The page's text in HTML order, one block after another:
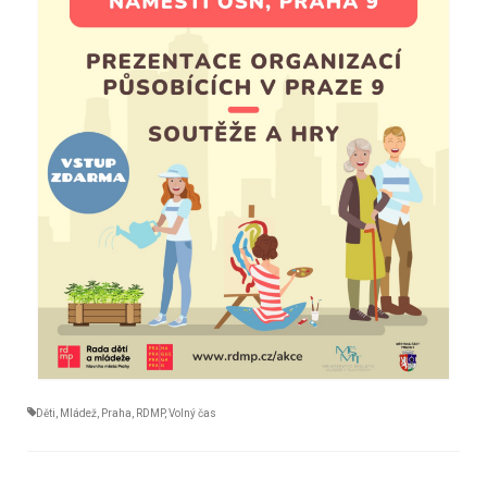
Děti Mládež Praha RDMP,Volný čas